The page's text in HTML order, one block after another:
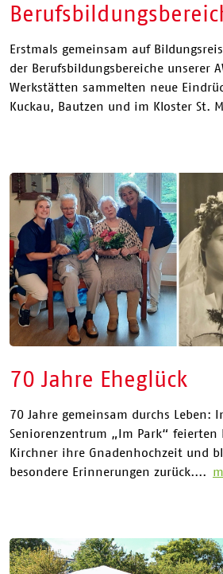
Erstmals gemeinsam auf
der Berufsbildungsbereiche unserer
Werkstätten sammelten neue
Kuckau, Bautzen und im Kloster St.
70 Jahre Eheglück
70 Jahre gemeinsam durchs Leben:
Seniorenzentrum „Im Park“ feierten
Kirchner ihre Gnadenhochzeit und
besondere Erinnerungen zurück....